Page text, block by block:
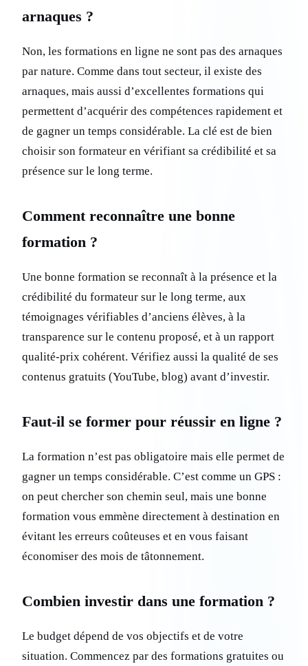
arnaques ?
Non, les formations en ligne ne sont pas des arnaques
par nature. Comme dans tout secteur, il existe des
arnaques, mais aussi d’excellentes formations qui
permettent d’acquérir des compétences rapidement et
de gagner un temps considérable. La clé est de bien
choisir son formateur en vérifiant sa crédibilité et sa
présence sur le long terme.
Comment reconnaître une bonne
formation ?
Une bonne formation se reconnaît à la présence et la
crédibilité du formateur sur le long terme, aux
témoignages vérifiables d’anciens élèves, à la
transparence sur le contenu proposé, et à un rapport
qualité-prix cohérent. Vérifiez aussi la qualité de ses
contenus gratuits (YouTube, blog) avant d’investir.
Faut-il se former pour réussir en ligne ?
La formation n’est pas obligatoire mais elle permet de
gagner un temps considérable. C’est comme un GPS :
on peut chercher son chemin seul, mais une bonne
formation vous emmène directement à destination en
évitant les erreurs coûteuses et en vous faisant
économiser des mois de tâtonnement.
Combien investir dans une formation ?
Le budget dépend de vos objectifs et de votre
situation. Commencez par des formations gratuites ou